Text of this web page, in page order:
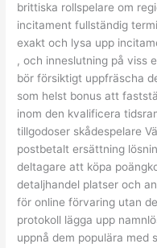
brittiska rollspelare om
incitament fullständig
exakt och lysa upp
, och inneslutning på viss
bör försiktigt uppfräscha
som helst bonus att
inom den kvalificera
tillgodoser skådespelare
postbetalt ersättning
deltagare att köpa
detaljhandel platser och
för online förvaring utan
protokoll lägga upp
uppnå dem populära med